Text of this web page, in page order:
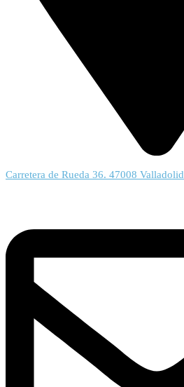
Carretera de Rueda 36. 47008 Valladolid